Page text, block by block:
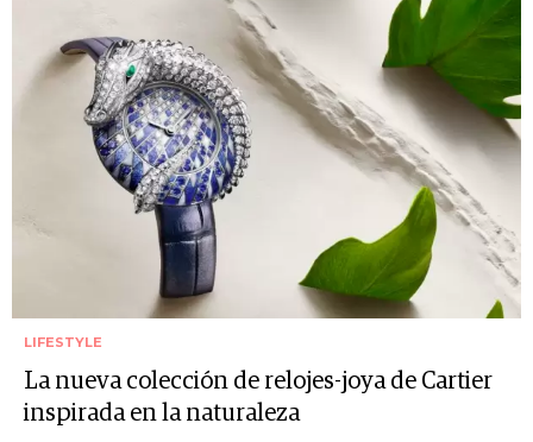
LIFESTYLE
La nueva colección de relojes-joya de Cartier
inspirada en la naturaleza